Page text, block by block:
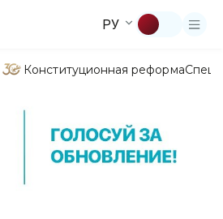
РУ
Конституционная реформа